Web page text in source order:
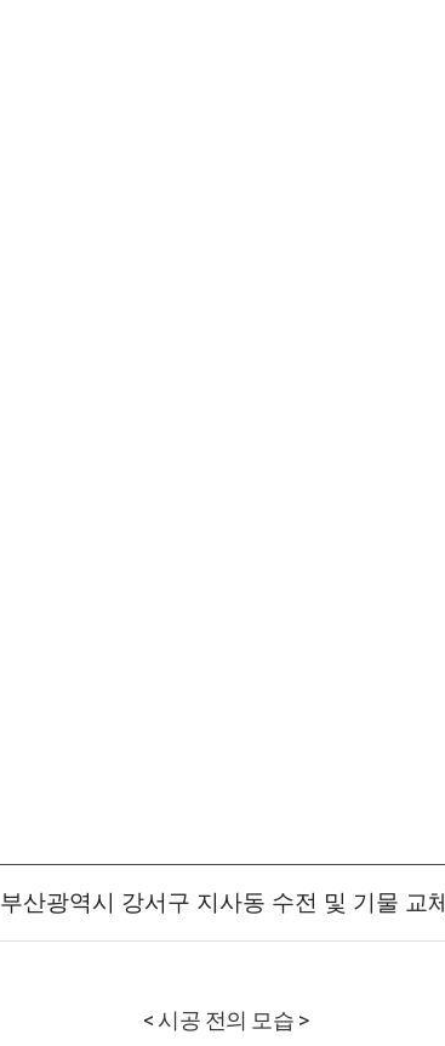
부산광역시 강서구 지사동 수전 및 기물 교체
< 시공 전의 모습 >